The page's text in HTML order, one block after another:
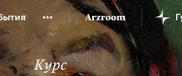
Онлайн-университет
язык от «гой еси» до «лол кек»
Курс